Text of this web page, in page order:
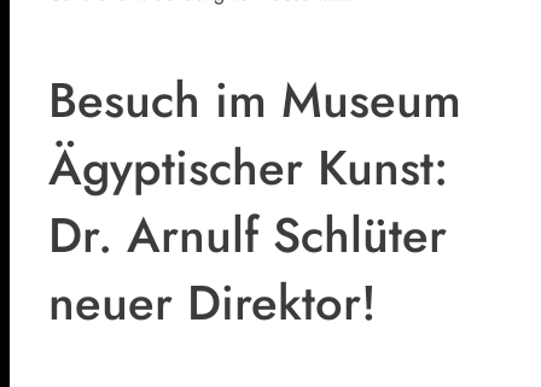
Besuch im Museum
Ägyptischer Kunst:
Dr. Arnulf Schlüter
neuer Direktor!